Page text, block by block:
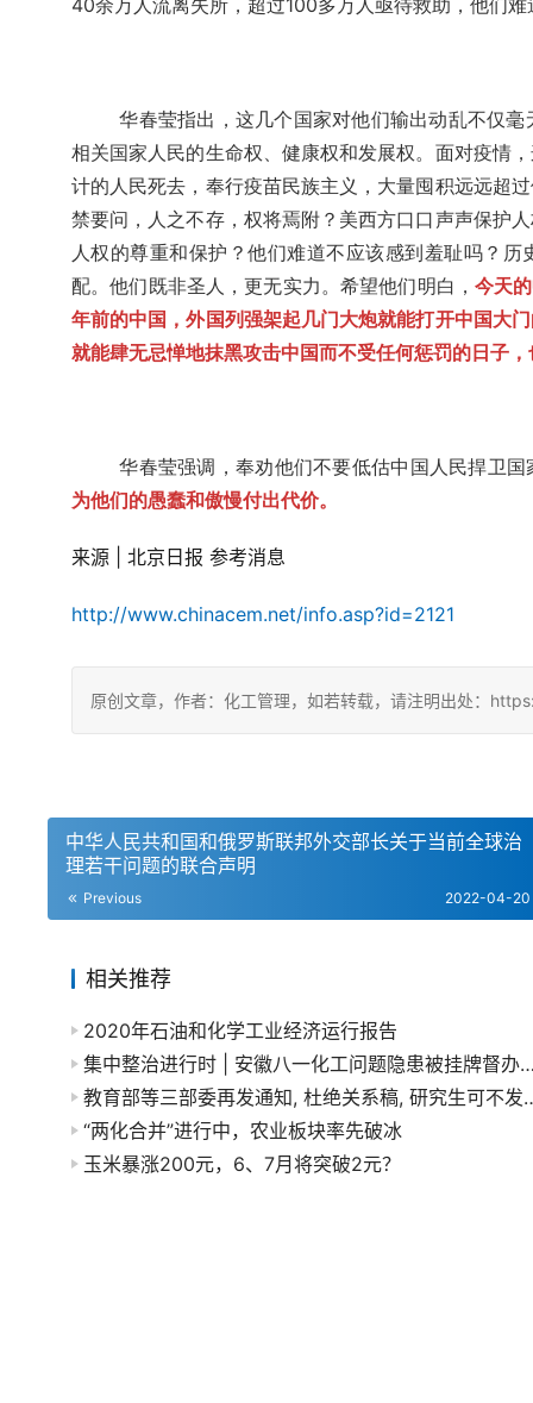
华春莹指出，这几个国家对他们输出动乱不仅
相关国家人民的生命权、健康权和发展权。面对疫情
计的人民死去，奉行疫苗民族主义，大量囤积远远超
禁要问，人之不存，权将焉附？美西方口口声声保护
人权的尊重和保护？他们难道不应该感到羞耻吗？
配。他们既非圣人，更无实力。希望他们明白， 今天
年前的中国，外国列强架起几门大炮就能打开中国大
就能肆无忌惮地抹黑攻击中国而不受任何惩罚的日子
华春莹强调，奉劝他们不要低估中国人民捍卫
为他们的愚蠢和傲慢付出代价。
来源 | 北京日报 参考消息
http://www.chinacem.net/info.asp?id=2121
原创文章，作者：化工管理，如若转载，请注明出处：
中华人民共和国和俄罗斯联邦外交部长关于当前全球治
理若干问题的联合声明
Previous 2022-04-20
相关推荐
2020年石油和化学工业经济运行报告
集中整治进行时 | 安徽八一化工问题隐患被
教育部等三部委再发通知, 杜绝关系
“两化合并”进行中，农业板块率先破冰
玉米暴涨200元，6、7月将突破2元？